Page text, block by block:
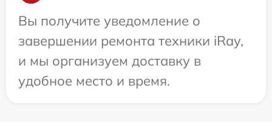
Вы получите уведомление о
завершении ремонта техники iRay,
и мы организуем доставку в
удобное место и время.